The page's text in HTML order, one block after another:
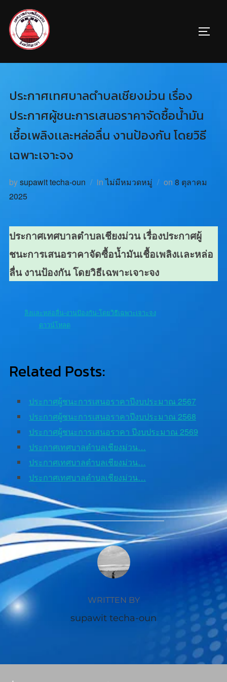
ประกาศเทศบาลตำบลเชียงม่วน เรื่อง
ประกาศผู้ชนะการเสนอราคาจัดซื้อน้ำมัน
เชื้อเพลิงเเละหล่อลื่น งานป้องกัน โดยวิธี
เฉพาะเจาะจง
bysupawit techa-oun inไม่มีหมวดหมู่ on 8 ตุลาคม
2025
ประกาศเทศบาลตำบลเชียงม่วน เรื่องประกาศผู้
ชนะการเสนอราคาจัดซื้อน้ำมันเชื้อเพลิงเเละหล่อ
ลื่น งานป้องกัน โดยวิธีเฉพาะเจาะจง
ลิงเเละหล่อลื่น-งานป้องกัน-โดยวิธีเฉพาะเจาะจง
ดาวน์โหลด
Related Posts:
ประกาศผู้ชนะการเสนอราคาปีงบประมาณ 2567
ประกาศผู้ชนะการเสนอราคาปีงบประมาณ 2568
ประกาศผู้ชนะการเสนอราคา ปีงบประมาณ 2569
ประกาศเทศบาลตำบลเชียงม่วน…
ประกาศเทศบาลตำบลเชียงม่วน…
ประกาศเทศบาลตำบลเชียงม่วน…
POST AUTHOR
WRITTEN BY
supawit techa-oun